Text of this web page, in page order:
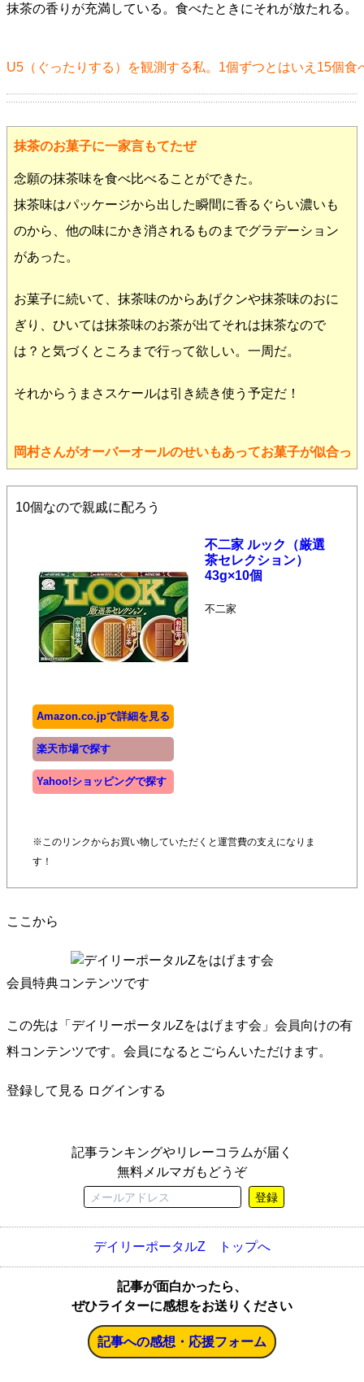
抹茶の香りが充満している。食べたときにそれが放たれる。
U5（ぐったりする）を観測する私。1個ずつとはいえ15個
抹茶のお菓子に一家言もてたぜ
念願の抹茶味を食べ比べることができた。
抹茶味はパッケージから出した瞬間に香るぐらい濃いも
のから、他の味にかき消されるものまでグラデーション
があった。
お菓子に続いて、抹茶味のからあげクンや抹茶味のおに
ぎり、ひいては抹茶味のお茶が出てそれは抹茶なので
は？と気づくところまで行って欲しい。一周だ。
それからうまさスケールは引き続き使う予定だ！
岡村さんがオーバーオールのせいもあってお菓子が似合っ
10個なので親戚に配ろう
不二家 ルック（厳選
茶セレクション）
43g×10個
不二家
Amazon.co.jpで詳細を見る
楽天市場で探す
Yahoo!ショッピングで探す
※このリンクからお買い物していただくと運営費の支えになりま
す！
ここから
会員特典コンテンツです
この先は「デイリーポータルZをはげます会」会員向けの有
料コンテンツです。会員になるとごらんいただけます。
登録して見る ログインする
記事ランキングやリレーコラムが届く
無料メルマガもどうぞ
登録
デイリーポータルZ トップへ
記事が面白かったら、
ぜひライターに感想をお送りください
記事への感想・応援フォーム